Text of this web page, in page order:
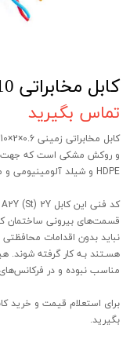
کابل مخابراتی 10 زوجی زمینی رسانا کابل
تماس بگیرید
و روکش مشکی است که جهت
HDPE و شیلد آلومینیومی و مقـاوم در برابر اشـعه UV استفاده می شود.
نباید بدون اقدامات
هسـتند بـه کار گرفته شوند.
مناسب نبوده و در
بگیرید.